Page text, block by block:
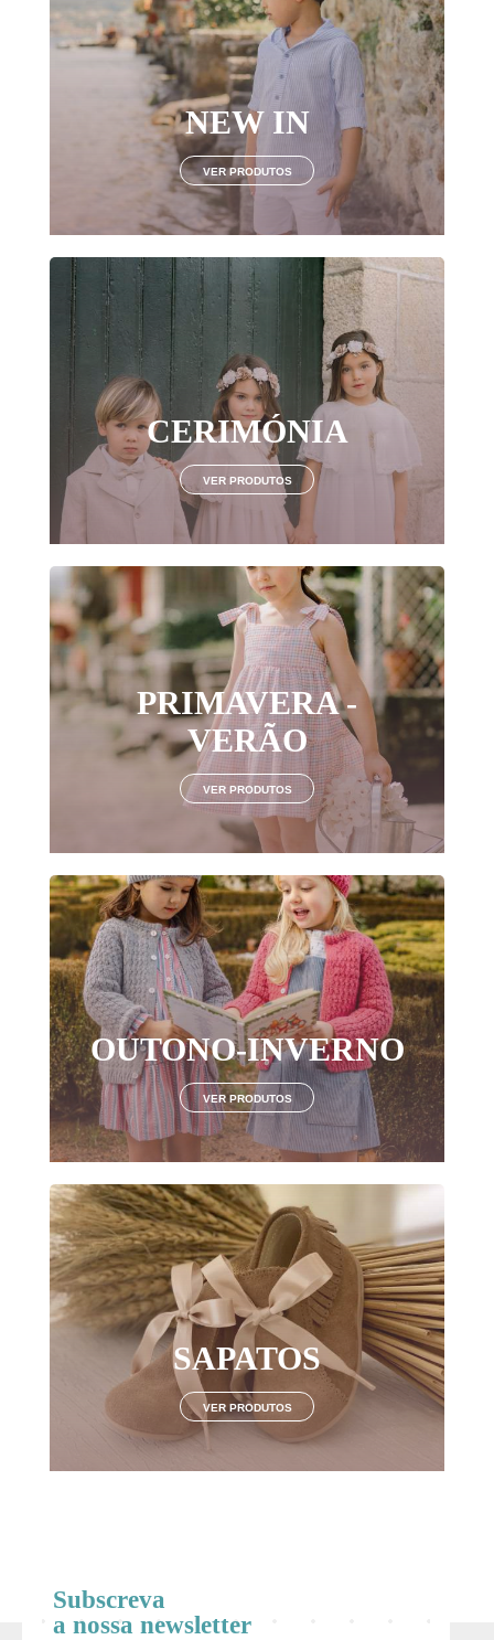
Login
LOGIN COM O FACEBOOK
Recuperar Password
CRIAR NOVO CLIENTE
NEW IN
VER PRODUTOS
CERIMÓNIA
VER PRODUTOS
PRIMAVERA -
VERÃO
VER PRODUTOS
OUTONO-INVERNO
VER PRODUTOS
SAPATOS
VER PRODUTOS
Subscreva
a nossa newsletter